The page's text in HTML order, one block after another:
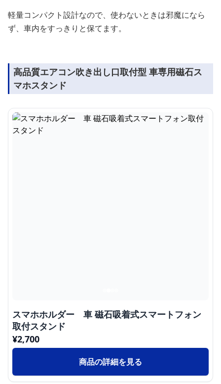
軽量コンパクト設計なので、使わないときは邪魔になら
ず、車内をすっきりと保てます。
高品質エアコン吹き出し口取付型 車専用磁石ス
マホスタンド
スマホホルダー 車 磁石吸着式スマートフォン
取付スタンド
¥2,700
商品の詳細を見る